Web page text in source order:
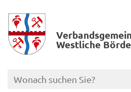
Westliche Börde